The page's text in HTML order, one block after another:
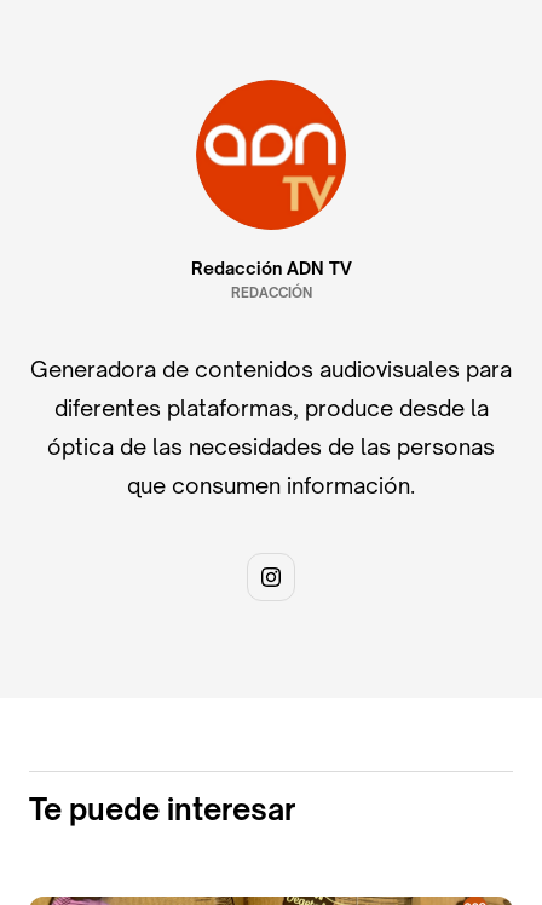
Redacción ADN TV
REDACCIÓN
Generadora de contenidos audiovisuales para
diferentes plataformas, produce desde la
óptica de las necesidades de las personas
que consumen información.
Te puede interesar